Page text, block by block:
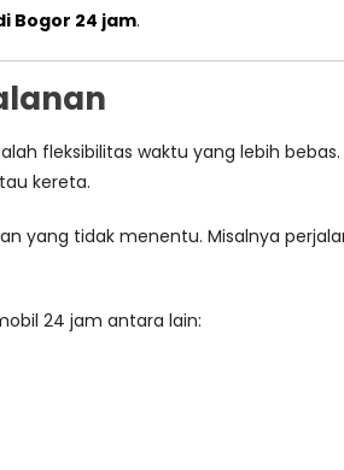
Bogor 24 jam.
fleksibilitas waktu yang lebih
kereta.
yang tidak menentu. Misalnya
24 jam antara lain: